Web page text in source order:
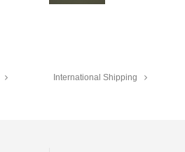
International Shipping